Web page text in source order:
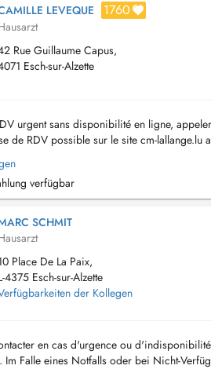
LEVEQUE 1760
Rue Guillaume Capus,
Esch-sur-Alzette
urgent sans disponibilité en ligne,
de RDV possible sur le site cm-lallange.lu
RDV non annulé sera facturé. Le cabin...
verfügbar
SCHMIT
Place De La Paix,
4375 Esch-sur-Alzette
der Kollegen
en cas d'urgence ou
Falle eines Notfalls oder bei Nicht-
57 22 32 an, danke....